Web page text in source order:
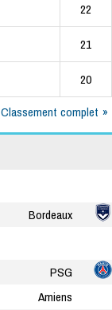
22
21
20
Classement complet
Bordeaux
PSG
Amiens